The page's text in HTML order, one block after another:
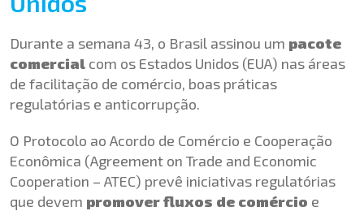
Durante a semana 43, o Brasil assinou um pacote
comercial com os Estados Unidos (EUA) nas áreas
de facilitação de comércio, boas práticas
regulatórias e anticorrupção.
O Protocolo ao Acordo de Comércio e Cooperação
Econômica (Agreement on Trade and Economic
Cooperation – ATEC) prevê iniciativas regulatórias
que devem promover fluxos de comércio e